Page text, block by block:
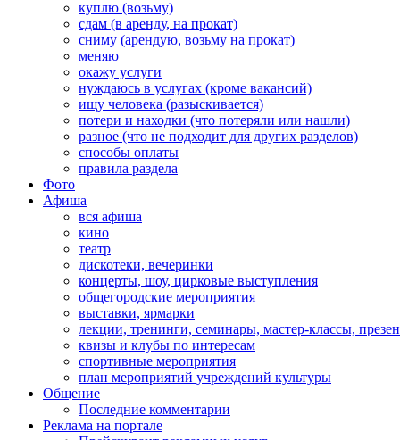
куплю (возьму)
сдам (в аренду, на прокат)
сниму (арендую, возьму на прокат)
меняю
окажу услуги
нуждаюсь в услугах (кроме вакансий)
ищу человека (разыскивается)
потери и находки (что потеряли или нашли)
разное (что не подходит для других разделов)
способы оплаты
правила раздела
Фото
Афиша
вся афиша
кино
театр
дискотеки, вечеринки
концерты, шоу, цирковые выступления
общегородские мероприятия
выставки, ярмарки
лекции, тренинги, семинары, мастер-классы,
квизы и клубы по интересам
спортивные мероприятия
план мероприятий учреждений культуры
Общение
Последние комментарии
Реклама на портале